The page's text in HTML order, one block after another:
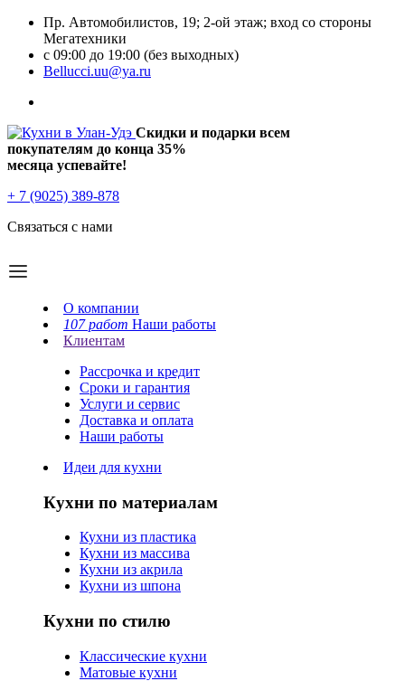
Пр. Автомобилистов, 19; 2-ой этаж; вход со стороны
Мегатехники
с 09:00 до 19:00 (без выходных)
Bellucci.uu@ya.ru
Скидки и подарки всем
покупателям до конца 35%
месяца успевайте!
+ 7 (9025) 389-878
Связаться с нами
О компании
107 работ Наши работы
Клиентам
Рассрочка и кредит
Сроки и гарантия
Услуги и сервис
Доставка и оплата
Наши работы
Идеи для кухни
Кухни по материалам
Кухни из пластика
Кухни из массива
Кухни из акрила
Кухни из шпона
Кухни по стилю
Классические кухни
Матовые кухни